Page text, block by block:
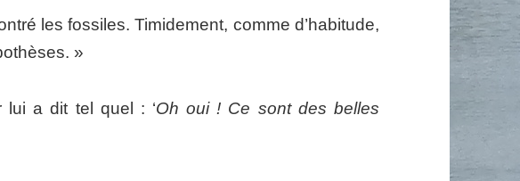
les fossiles. Timidement, comme d’habitude,
»
lui a dit tel quel : ‘Oh oui ! Ce sont des belles